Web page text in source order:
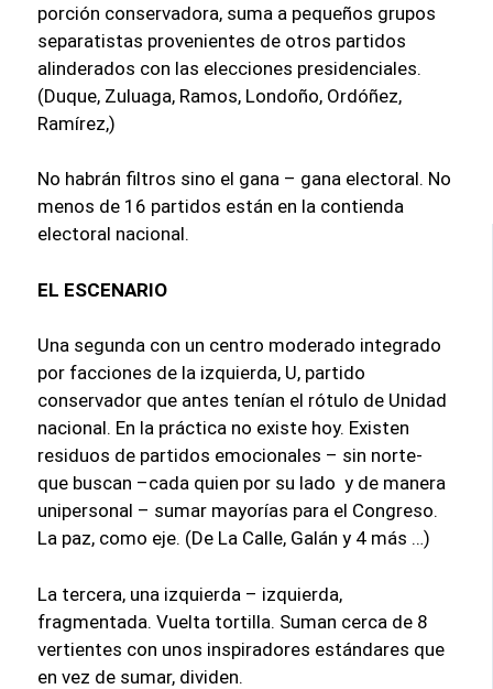
porción conservadora, suma a pequeños grupos
separatistas provenientes de otros partidos
alinderados con las elecciones presidenciales.
(Duque, Zuluaga, Ramos, Londoño, Ordóñez,
Ramírez,)
No habrán filtros sino el gana – gana electoral. No
menos de 16 partidos están en la contienda
electoral nacional.
EL ESCENARIO
Una segunda con un centro moderado integrado
por facciones de la izquierda, U, partido
conservador que antes tenían el rótulo de Unidad
nacional. En la práctica no existe hoy. Existen
residuos de partidos emocionales – sin norte-
que buscan –cada quien por su lado y de manera
unipersonal – sumar mayorías para el Congreso.
La paz, como eje. (De La Calle, Galán y 4 más …)
La tercera, una izquierda – izquierda,
fragmentada. Vuelta tortilla. Suman cerca de 8
vertientes con unos inspiradores estándares que
en vez de sumar, dividen.